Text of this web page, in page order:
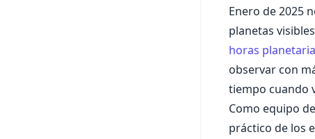
Enero de 2025
planetas
horas
observar con
tiempo cuando
Como equipo
práctico de los